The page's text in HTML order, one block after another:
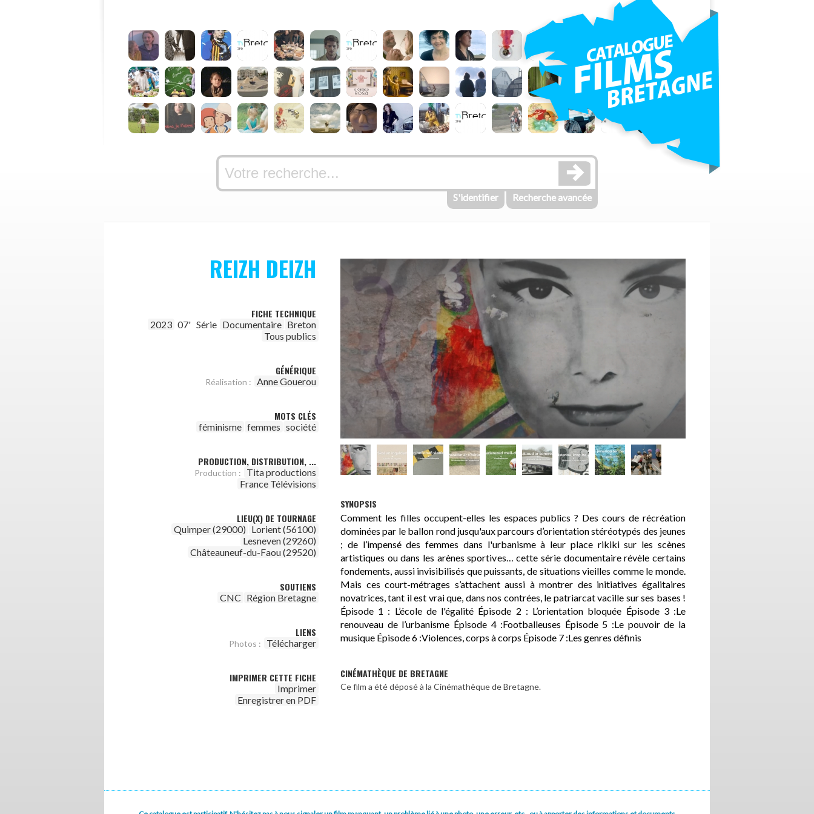
S'identifier Recherche avancée
REIZH DEIZH
FICHE TECHNIQUE
2023 07' Série Documentaire Breton
Tous publics
GÉNÉRIQUE
Réalisation : Anne Gouerou
MOTS CLÉS
féminisme femmes société
PRODUCTION, DISTRIBUTION, ...
Production :
Tita productions
France Télévisions
LIEU(X) DE TOURNAGE
Quimper (29000) Lorient (56100)
Lesneven (29260)
Châteauneuf-du-Faou (29520)
SOUTIENS
CNC Région Bretagne
LIENS
Photos : Télécharger
IMPRIMER CETTE FICHE
Imprimer
Enregistrer en PDF
SYNOPSIS
Comment les filles occupent-elles les espaces publics ? Des cours de récréation
dominées par le ballon rond jusqu'aux parcours d’orientation stéréotypés des jeunes
; de l’impensé des femmes dans l'urbanisme à leur place rikiki sur les scènes
artistiques ou dans les arènes sportives… cette série documentaire révèle certains
fondements, aussi invisibilisés que puissants, de situations vieilles comme le monde.
Mais ces court-métrages s’attachent aussi à montrer des initiatives égalitaires
novatrices, tant il est vrai que, dans nos contrées, le patriarcat vacille sur ses bases !
Épisode 1 : L’école de l'égalité Épisode 2 : L’orientation bloquée Épisode 3 :Le
renouveau de l’urbanisme Épisode 4 :Footballeuses Épisode 5 :Le pouvoir de la
musique Épisode 6 :Violences, corps à corps Épisode 7 :Les genres définis
CINÉMATHÈQUE DE BRETAGNE
Ce film a été déposé à la Cinémathèque de Bretagne.